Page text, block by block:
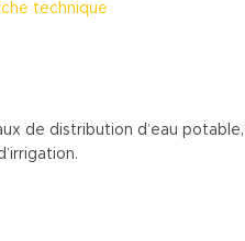
technique
de distribution d’eau potable,